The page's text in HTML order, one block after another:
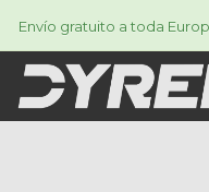
Envío gratuito a toda